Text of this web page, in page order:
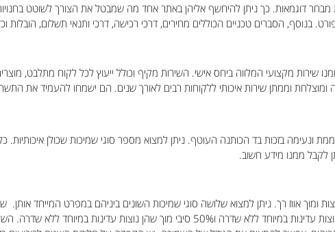
דוגמאות. כך ניתן להיחשף אליהן באתר אחד מה שמבטל את הצורך לשוטט בחנויות
הסברים טכניים הכוללים מחירים, דרכי רכישה, דרכי ותנאי תשלום, הובלות
שירות מקצועי המלווה ביחס אישי. השירות מקיף וכולל ייעוץ לכל לקוח מתלבט, מוצרים
ומוצלחת וממתן שירות איכותי ללקוחות רבים לאורך שנים. הם ישמחו להעמיד את
ונעימה בזכות בד הכותנה העוטף. ניתן למצוא מספר סוגי שמיכות שכולן איכותיות.
לקבל ממנו מידע חשוב.
ומוך אווז רך. ניתן למצוא שלושה סוגי שמיכות השונים ביניהם במפרט המייחד אותן.
עם שדרה קשה. השנייה כוללת מילוי של 50% פלומת אווז המכילה נוצות עדינות במיוחד ללא שדרה ו50%